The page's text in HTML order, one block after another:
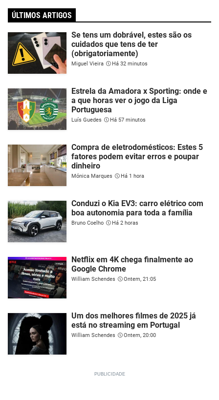
ÚLTIMOS ARTIGOS
Se tens um dobrável, estes são os
cuidados que tens de ter
(obrigatoriamente)
Miguel Vieira Há 32 minutos
Estrela da Amadora x Sporting: onde e
a que horas ver o jogo da Liga
Portuguesa
Luís Guedes Há 57 minutos
Compra de eletrodomésticos: Estes 5
fatores podem evitar erros e poupar
dinheiro
Mónica Marques Há 1 hora
Conduzi o Kia EV3: carro elétrico com
boa autonomia para toda a família
Bruno Coelho Há 2 horas
Netflix em 4K chega finalmente ao
Google Chrome
William Schendes Ontem, 21:05
Um dos melhores filmes de 2025 já
está no streaming em Portugal
William Schendes Ontem, 20:00